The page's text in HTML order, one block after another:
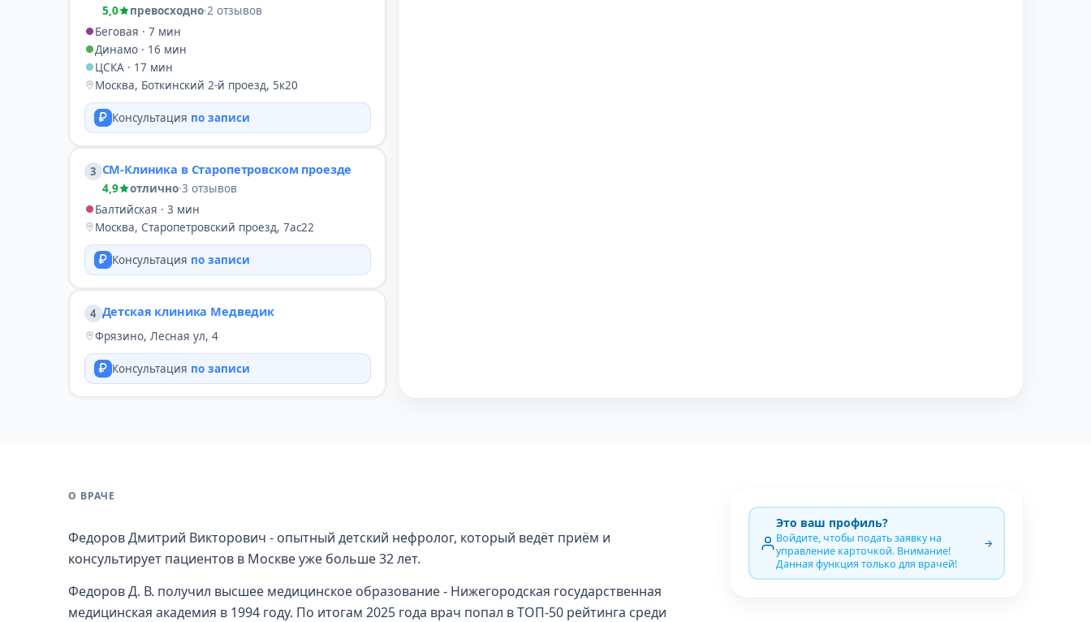
5,0 превосходно·2 отзывов
Беговая · 7 мин
Динамо · 16 мин
ЦСКА · 17 мин
Москва, Боткинский 2-й проезд, 5к20
Консультация по записи
3 СМ-Клиника в Старопетровском проезде
4,9 отлично·3 отзывов
Балтийская · 3 мин
Москва, Старопетровский проезд, 7ас22
Консультация по записи
4 Детская клиника Медведик
Фрязино, Лесная ул, 4
Консультация по записи
О ВРАЧЕ
Федоров Дмитрий Викторович - опытный детский нефролог, который ведёт приём и
консультирует пациентов в Москве уже больше 32 лет.
Федоров Д. В. получил высшее медицинское образование - Нижегородская государственная
медицинская академия в 1994 году. По итогам 2025 года врач попал в ТОП-50 рейтинга среди
Это ваш профиль?
Войдите, чтобы подать заявку на
управление карточкой. Внимание!
Данная функция только для врачей!